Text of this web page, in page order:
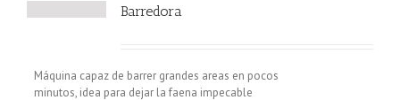
Barredora
Máquina capaz de barrer grandes areas en pocos
minutos, idea para dejar la faena impecable